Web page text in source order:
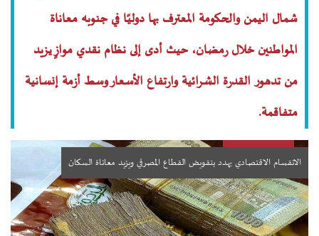
شمال اليمن والحكومة المعترف بها دوليًا في جنوبه معاناة
المواطنين خلال رمضان، حيث أدى إلى نظام نقدي موازٍ يزيد
من تدهور القدرة الشرائية وارتفاع الأسعار وسط أزمة إنسانية
متفاقمة.
الانقسام الاقتصادي يهدد بتقويض القطاع المصرفي ويزيد معاناة السكان